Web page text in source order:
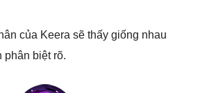
của Keera sẽ thấy giống nhau
phân biệt rõ.